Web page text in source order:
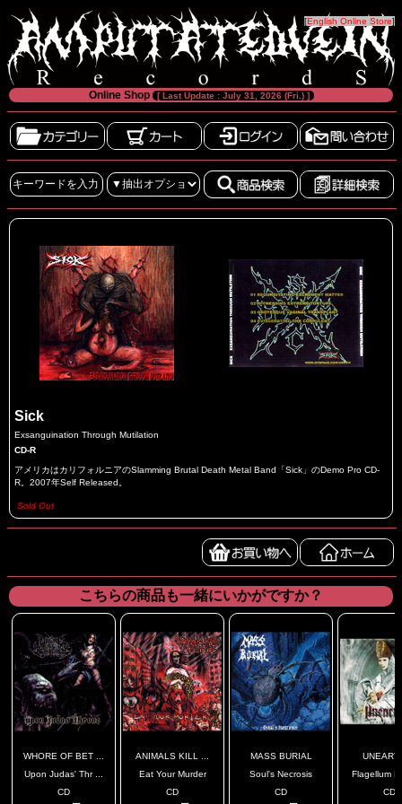
[English Online Store]
Online Shop [ Last Update : July 31, 2026 (Fri.) ]
Sick
Exsanguination Through Mutilation
CD-R
アメリカはカリフォルニアのSlamming Brutal Death Metal Band「Sick」のDemo Pro CD-
R。2007年Self Released。
Sold Out
こちらの商品も一緒にいかがですか？
WHORE OF BET ...
Upon Judas' Thr ...
CD
ANIMALS KILL ...
Eat Your Murder
CD
MASS BURIAL
Soul's Necrosis
CD
Flagellum
CD